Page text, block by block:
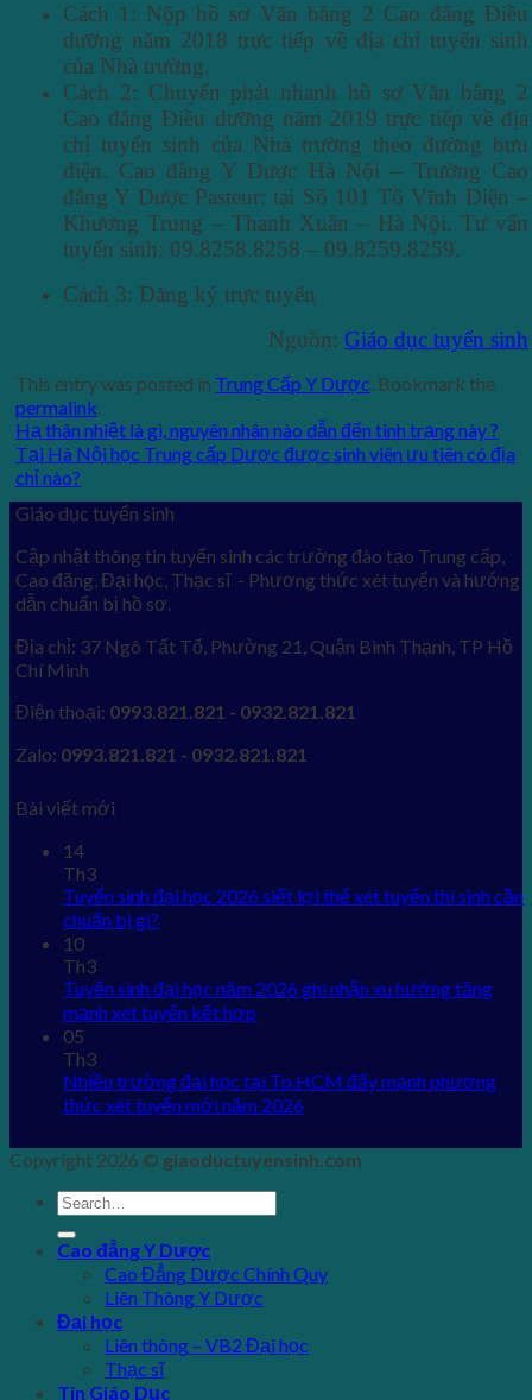
Cách 1: Nộp hồ sơ Văn bằng 2 Cao đẳng Điều
dưỡng năm 2018 trực tiếp về địa chỉ tuyển sinh
của Nhà trường.
Cách 2: Chuyển phát nhanh hồ sơ Văn bằng 2
Cao đẳng Điều dưỡng năm 2019 trực tiếp về địa
chỉ tuyển sinh của Nhà trường theo đường bưu
điện. Cao đẳng Y Dược Hà Nội – Trường Cao
đẳng Y Dược Pasteur: tại Số 101 Tô Vĩnh Diện –
Khương Trung – Thanh Xuân – Hà Nội. Tư vấn
tuyển sinh: 09.8258.8258 – 09.8259.8259.
Cách 3: Đăng ký trực tuyến
Nguồn: Giáo dục tuyển sinh
This entry was posted in Trung Cấp Y Dược. Bookmark the
permalink.
Hạ thân nhiệt là gì, nguyên nhân nào dẫn đến tình trạng này ?
Tại Hà Nội học Trung cấp Dược được sinh viên ưu tiên có địa
chỉ nào?
Giáo dục tuyển sinh
Cập nhật thông tin tuyển sinh các trường đào tạo Trung cấp,
Cao đăng, Đại học, Thạc sĩ - Phương thức xét tuyển và hướng
dẫn chuẩn bị hồ sơ.
Địa chỉ: 37 Ngô Tất Tố, Phường 21, Quận Bình Thạnh, TP Hồ
Chí Minh
Điện thoại: 0993.821.821 - 0932.821.821
Zalo: 0993.821.821 - 0932.821.821
Bài viết mới
14
Th3
Tuyển sinh đại học 2026 siết lợi thế xét tuyển thí sinh cần
chuẩn bị gì?
10
Th3
Tuyển sinh đại học năm 2026 ghi nhận xu hướng tăng
mạnh xét tuyển kết hợp
05
Th3
Nhiều trường đại học tại Tp.HCM đẩy mạnh phương
thức xét tuyển mới năm 2026
Copyright 2026 © giaoductuyensinh.com
Cao đẳng Y Dược
Cao Đẳng Dược Chính Quy
Liên Thông Y Dược
Đại học
Liên thông – VB2 Đại học
Thạc sĩ
Tin Giáo Dục